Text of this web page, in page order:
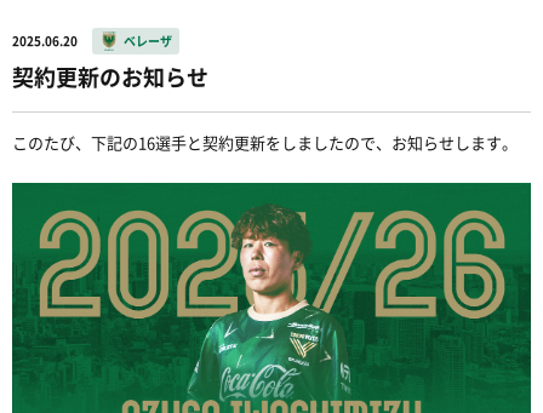
2025.06.20 ベレーザ
契約更新のお知らせ
このたび、下記の16選手と契約更新をしましたので、お知らせします。